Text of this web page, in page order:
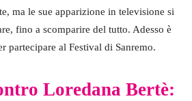
ma le sue apparizione in televisione si
fino a scomparire del tutto. Adesso è
partecipare al Festival di Sanremo.
Loredana Bertè: